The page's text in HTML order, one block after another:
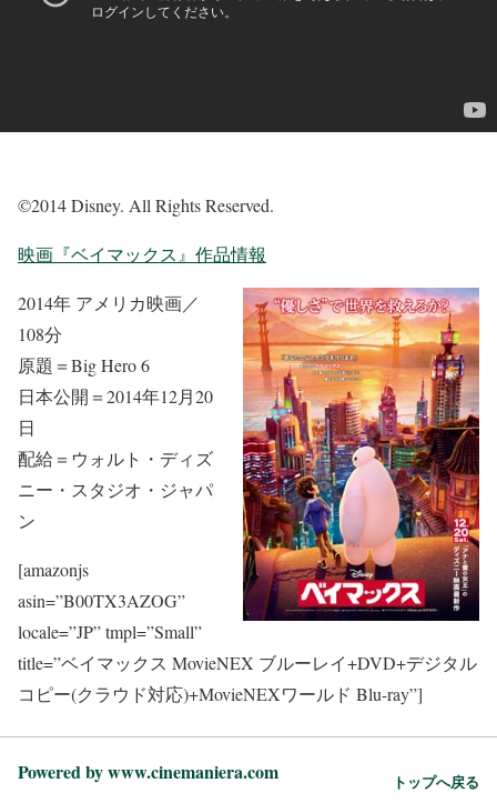
©2014 Disney. All Rights Reserved.
映画『ベイマックス』作品情報
2014年 アメリカ映画／
108分
原題＝Big Hero 6
日本公開＝2014年12月20
日
配給＝ウォルト・ディズ
ニー・スタジオ・ジャパ
ン
[amazonjs
asin=”B00TX3AZOG”
locale=”JP” tmpl=”Small”
title=”ベイマックス MovieNEX ブルーレイ+DVD+デジタル
コピー(クラウド対応)+MovieNEXワールド Blu-ray”]
Powered by www.cinemaniera.com トップへ戻る